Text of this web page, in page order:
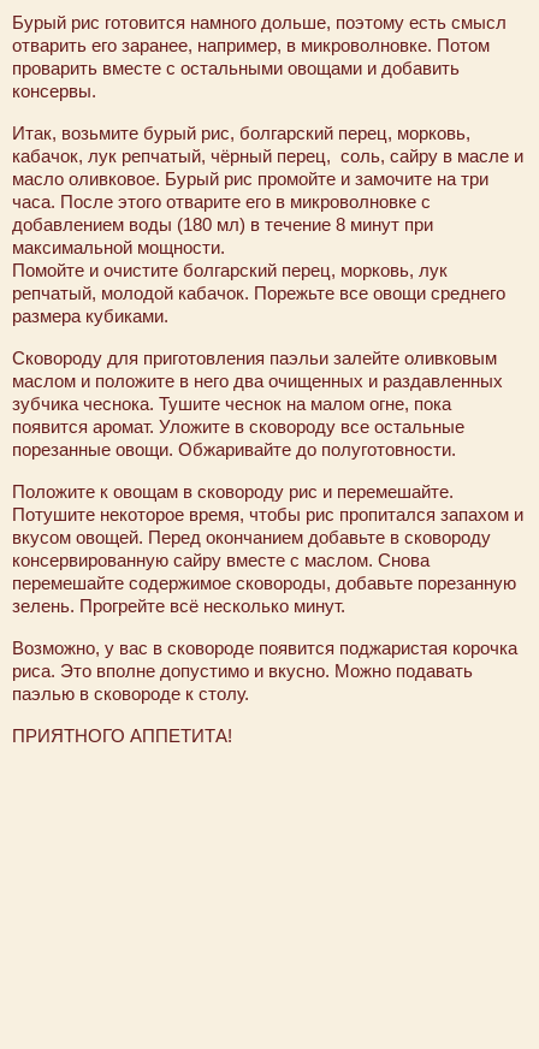
Бурый рис готовится намного дольше, поэтому есть смысл
отварить его заранее, например, в микроволновке. Потом
проварить вместе с остальными овощами и добавить
консервы.
Итак, возьмите бурый рис, болгарский перец, морковь,
кабачок, лук репчатый, чёрный перец, соль, сайру в масле и
масло оливковое. Бурый рис промойте и замочите на три
часа. После этого отварите его в микроволновке с
добавлением воды (180 мл) в течение 8 минут при
максимальной мощности.
Помойте и очистите болгарский перец, морковь, лук
репчатый, молодой кабачок. Порежьте все овощи среднего
размера кубиками.
Сковороду для приготовления паэльи залейте оливковым
маслом и положите в него два очищенных и раздавленных
зубчика чеснока. Тушите чеснок на малом огне, пока
появится аромат. Уложите в сковороду все остальные
порезанные овощи. Обжаривайте до полуготовности.
Положите к овощам в сковороду рис и перемешайте.
Потушите некоторое время, чтобы рис пропитался запахом и
вкусом овощей. Перед окончанием добавьте в сковороду
консервированную сайру вместе с маслом. Снова
перемешайте содержимое сковороды, добавьте порезанную
зелень. Прогрейте всё несколько минут.
Возможно, у вас в сковороде появится поджаристая корочка
риса. Это вполне допустимо и вкусно. Можно подавать
паэлью в сковороде к столу.
ПРИЯТНОГО АППЕТИТА!